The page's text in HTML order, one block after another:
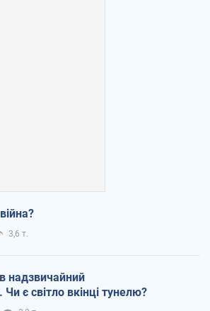
3,6 т.
надзвичайний
є світло вкінці тунелю?